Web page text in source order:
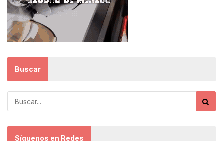
Buscar
Síguenos en Redes